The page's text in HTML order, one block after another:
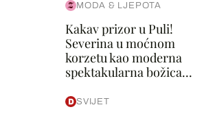
MODA & LJEPOTA
Kakav prizor u Puli!
Severina u moćnom
korzetu kao moderna
spektakularna božica...
SVIJET